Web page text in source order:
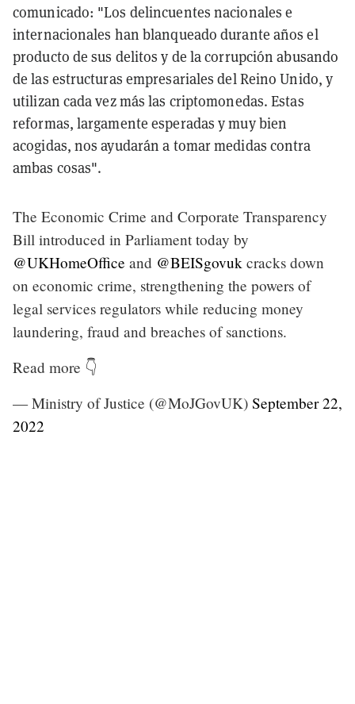
comunicado: "Los delincuentes nacionales e
internacionales han blanqueado durante años el
producto de sus delitos y de la corrupción abusando
de las estructuras empresariales del Reino Unido, y
utilizan cada vez más las criptomonedas. Estas
reformas, largamente esperadas y muy bien
acogidas, nos ayudarán a tomar medidas contra
ambas cosas".
The Economic Crime and Corporate Transparency
Bill introduced in Parliament today by
@UKHomeOffice and @BEISgovuk cracks down
on economic crime, strengthening the powers of
legal services regulators while reducing money
laundering, fraud and breaches of sanctions.
Read more 👇
— Ministry of Justice (@MoJGovUK) September 22,
2022